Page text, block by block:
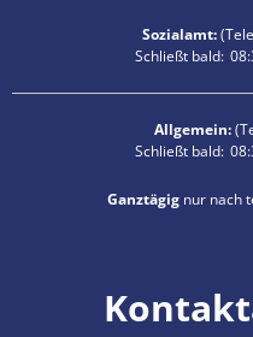
Sozialamt:
Klicken, um
Schließt bald:
Allgemein:
Klicken, um
Schließt bald:
Ganztägig nur nach